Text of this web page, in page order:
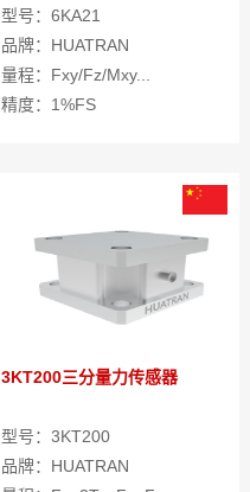
型号：6KA21
品牌：HUATRAN
量程：Fxy/Fz/Mxy...
精度：1%FS
3KT200三分量力传感器
型号：3KT200
品牌：HUATRAN